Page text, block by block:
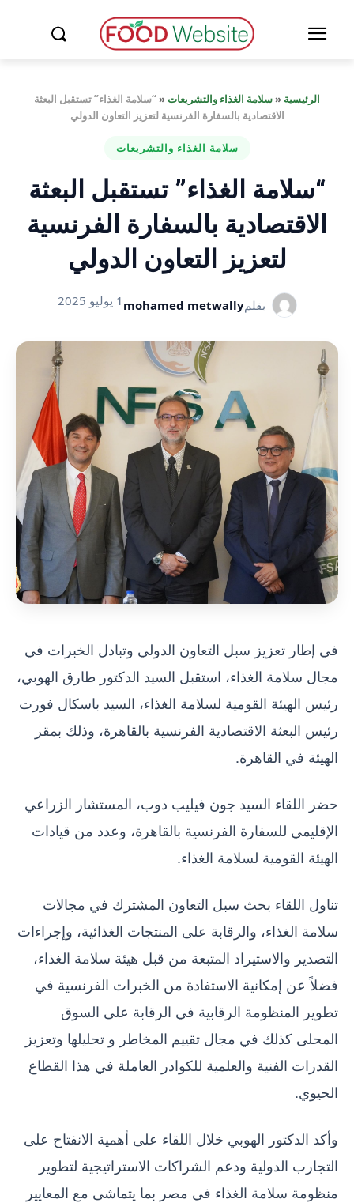
الرئيسية «سلامة الغذاء والتشريعات«“سلامة الغذاء” تستقبل البعثة
الاقتصادية بالسفارة الفرنسية لتعزيز التعاون الدولي
سلامة الغذاء والتشريعات
“سلامة الغذاء” تستقبل البعثة
الاقتصادية بالسفارة الفرنسية
لتعزيز التعاون الدولي
بقلمmohamed metwally 1 يوليو 2025
في إطار تعزيز سبل التعاون الدولي وتبادل الخبرات في
مجال سلامة الغذاء، استقبل السيد الدكتور طارق الهوبي،
رئيس الهيئة القومية لسلامة الغذاء، السيد باسكال فورت
رئيس البعثة الاقتصادية الفرنسية بالقاهرة، وذلك بمقر
الهيئة في القاهرة.
حضر اللقاء السيد جون فيليب دوب، المستشار الزراعي
الإقليمي للسفارة الفرنسية بالقاهرة، وعدد من قيادات
الهيئة القومية لسلامة الغذاء.
تناول اللقاء بحث سبل التعاون المشترك في مجالات
سلامة الغذاء، والرقابة على المنتجات الغذائية، وإجراءات
التصدير والاستيراد المتبعة من قبل هيئة سلامة الغذاء،
فضلاً عن إمكانية الاستفادة من الخبرات الفرنسية في
تطوير المنظومة الرقابية في الرقابة على السوق
المحلى كذلك في مجال تقييم المخاطر و تحليلها وتعزيز
القدرات الفنية والعلمية للكوادر العاملة في هذا القطاع
الحيوي.
وأكد الدكتور الهوبي خلال اللقاء على أهمية الانفتاح على
التجارب الدولية ودعم الشراكات الاستراتيجية لتطوير
منظومة سلامة الغذاء في مصر بما يتماشى مع المعايير